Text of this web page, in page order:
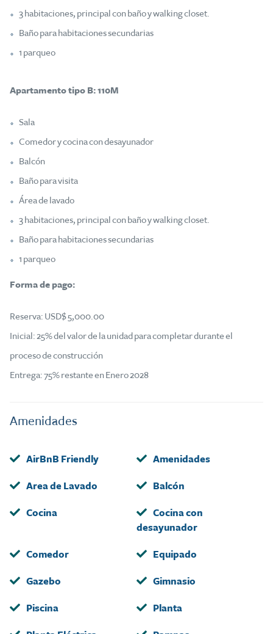
3 habitaciones, principal con baño y walking closet.
Baño para habitaciones secundarias
1 parqueo
Apartamento tipo B: 110M
Sala
Comedor y cocina con desayunador
Balcón
Baño para visita
Área de lavado
3 habitaciones, principal con baño y walking closet.
Baño para habitaciones secundarias
1 parqueo
Forma de pago:
Reserva: USD$ 5,000.00
Inicial: 25% del valor de la unidad para completar durante el
proceso de construcción
Entrega: 75% restante en Enero 2028
Amenidades
AirBnB Friendly Amenidades
Area de Lavado Balcón
Cocina
Cocina con
desayunador
Comedor Equipado
Gazebo Gimnasio
Piscina Planta